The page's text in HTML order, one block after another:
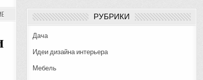
РУБРИКИ
Дача
Идеи дизайна интерьера
Мебель